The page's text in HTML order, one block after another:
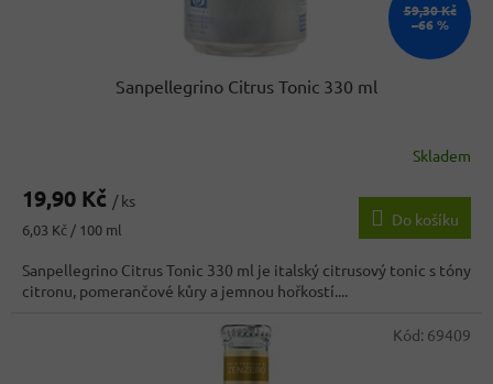
59,30 Kč
–66 %
Sanpellegrino Citrus Tonic 330 ml
Skladem
19,90 Kč / ks
Měrná
6,03 Kč / 100 ml
Do košíku
Sanpellegrino Citrus Tonic 330 ml je italský citrusový tonic s tóny
citronu, pomerančové kůry a jemnou hořkostí....
Kód: 69409